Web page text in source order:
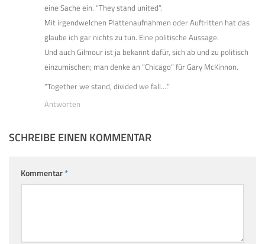
eine Sache ein. “They stand united”.
Mit irgendwelchen Plattenaufnahmen oder Auftritten hat das
glaube ich gar nichts zu tun. Eine politische Aussage.
Und auch Gilmour ist ja bekannt dafür, sich ab und zu politisch
einzumischen; man denke an “Chicago” für Gary McKinnon.
“Together we stand, divided we fall….”
Antworten
SCHREIBE EINEN KOMMENTAR
Kommentar*